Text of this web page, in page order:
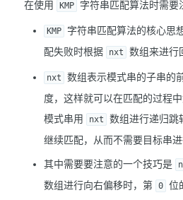
在使用 KMP 字符串匹配算法时需要
KMP 字符串匹配算法的核心思
配失败时根据
nxt 数组来进行
nxt
数组表示模式串的子串的
度，这样就可以在匹配的过程
模式串用
nxt
数组进行递归跳
继续匹配，从而不需要目标串进
其中需要要注意的一个技巧是
数组进行向右偏移时，第 0 位